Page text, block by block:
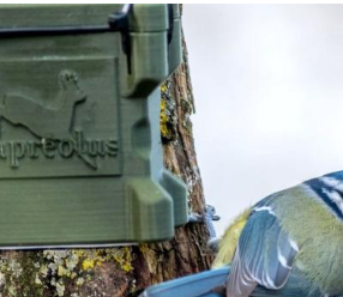
öffnen/schließen